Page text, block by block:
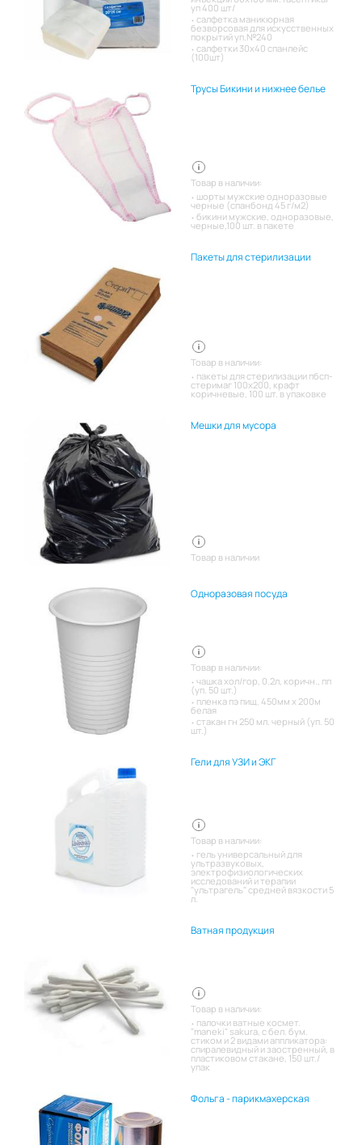
уп 400 шт/
салфетка маникюрная
безворсовая для искусственных
покрытий уп.№240
салфетки 30х40 спанлейс
(100шт)
Трусы Бикини и нижнее белье
Товар в наличии:
шорты мужские одноразовые
черные (спанбонд 45 г/м2)
бикини мужские, одноразовые,
черные,100 шт. в пакете
Пакеты для стерилизации
Товар в наличии:
пакеты для стерилизации пбсп-
стеримаг 100х200, крафт
коричневые, 100 шт. в упаковке
Мешки для мусора
Товар в наличии
Одноразовая посуда
Товар в наличии:
чашка хол/гор, 0.2л, коричн., пп
(уп. 50 шт.)
пленка пэ пищ. 450мм х 200м
белая
стакан гн 250 мл. черный (уп. 50
шт.)
Гели для УЗИ и ЭКГ
Товар в наличии:
гель универсальный для
ультразвуковых,
электрофизиологических
исследований и терапии
"ультрагель" средней вязкости 5
л.
Ватная продукция
Товар в наличии:
палочки ватные космет.
"maneki" sakura, с бел. бум.
стиком и 2 видами аппликатора:
спиралевидный и заостренный, в
пластиковом стакане, 150 шт./
упак
Фольга - парикмахерская